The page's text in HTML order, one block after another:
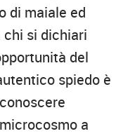
di maiale ed
si dichiari
del
spiedo è
a